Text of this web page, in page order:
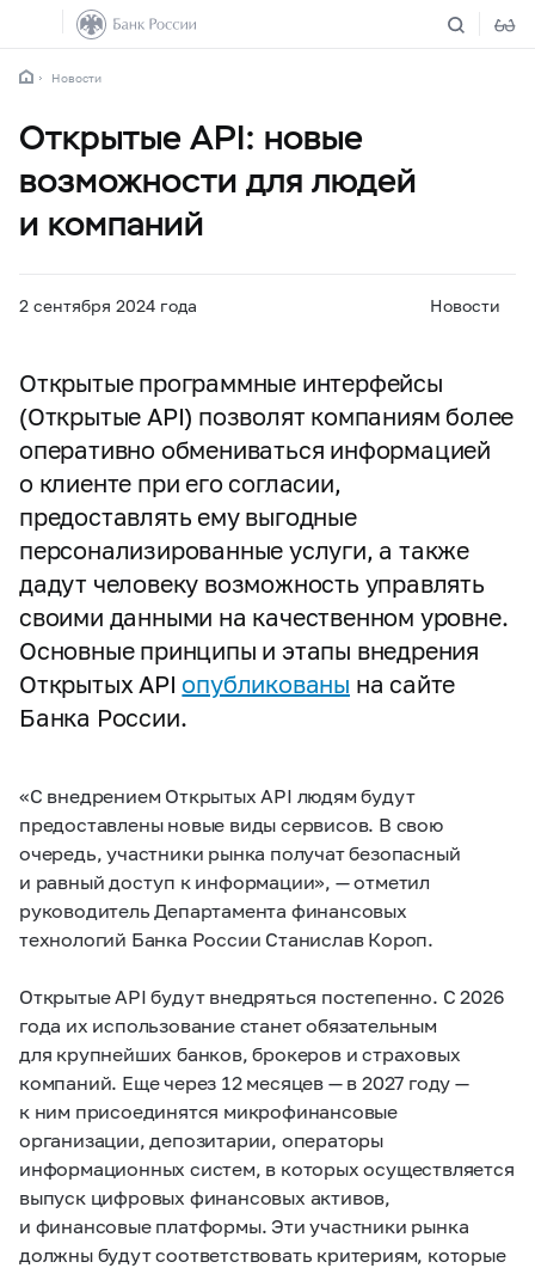
Новости
Открытые API: новые
возможности для людей
и компаний
2 сентября 2024 года Новости
Открытые программные интерфейсы
(Открытые API) позволят компаниям более
оперативно обмениваться информацией
о клиенте при его согласии,
предоставлять ему выгодные
персонализированные услуги, а также
дадут человеку возможность управлять
своими данными на качественном уровне.
Основные принципы и этапы внедрения
Открытых API опубликованы на сайте
Банка России.
«С внедрением Открытых API людям будут
предоставлены новые виды сервисов. В свою
очередь, участники рынка получат безопасный
и равный доступ к информации», — отметил
руководитель Департамента финансовых
технологий Банка России Станислав Короп.
Открытые API будут внедряться постепенно. С 2026
года их использование станет обязательным
для крупнейших банков, брокеров и страховых
компаний. Еще через 12 месяцев — в 2027 году —
к ним присоединятся микрофинансовые
организации, депозитарии, операторы
информационных систем, в которых осуществляется
выпуск цифровых финансовых активов,
и финансовые платформы. Эти участники рынка
должны будут соответствовать критериям, которые